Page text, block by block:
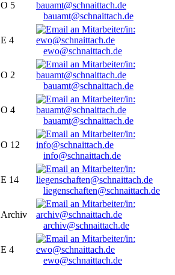
O 5
bauamt@schnaittach.de
E 4
ewo@schnaittach.de
O 2
bauamt@schnaittach.de
O 4
bauamt@schnaittach.de
O 12
info@schnaittach.de
E 14
liegenschaften@schnaittach.de
Archiv
archiv@schnaittach.de
E 4
ewo@schnaittach.de